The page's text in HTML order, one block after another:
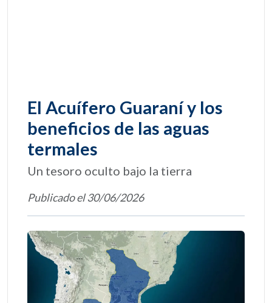
El Acuífero Guaraní y los
beneficios de las aguas
termales
Un tesoro oculto bajo la tierra
Publicado el 30/06/2026